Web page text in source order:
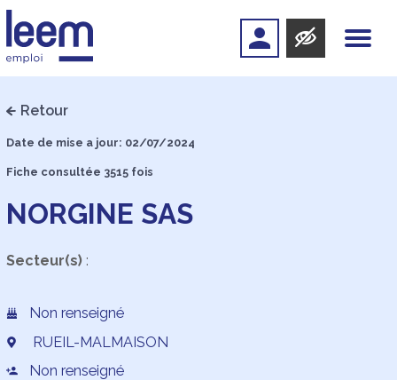
Retour
Date de mise a jour: 02/07/2024
Fiche consultée 3515 fois
NORGINE SAS
Secteur(s):
Non renseigné
RUEIL-MALMAISON
Non renseigné